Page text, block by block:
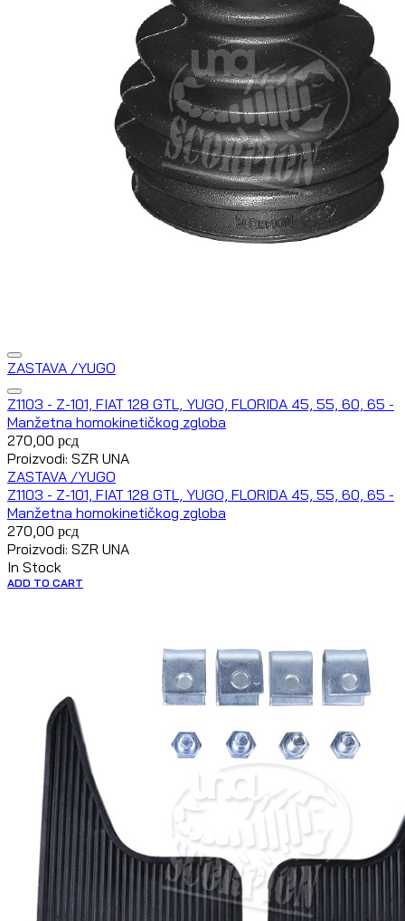
ZASTAVA /YUGO
Z1103 - Z-101, FIAT 128 GTL, YUGO, FLORIDA 45, 55, 60, 65 -
Manžetna homokinetičkog zgloba
270,00 рсд
Proizvodi: SZR UNA
ZASTAVA /YUGO
Z1103 - Z-101, FIAT 128 GTL, YUGO, FLORIDA 45, 55, 60, 65 -
Manžetna homokinetičkog zgloba
270,00 рсд
Proizvodi: SZR UNA
In Stock
ADD TO CART